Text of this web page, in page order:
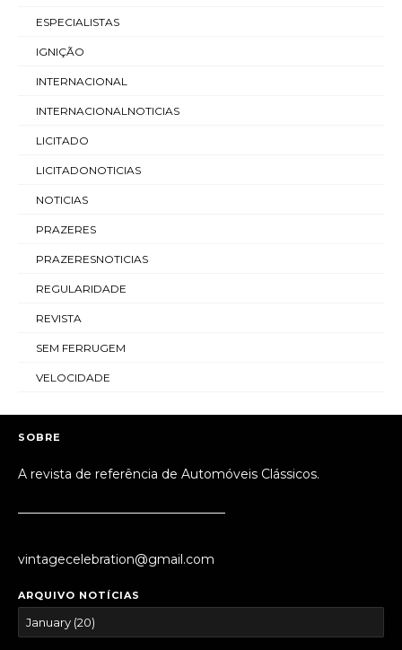
ESPECIALISTAS
IGNIÇÃO
INTERNACIONAL
INTERNACIONALNOTICIAS
LICITADO
LICITADONOTICIAS
NOTICIAS
PRAZERES
PRAZERESNOTICIAS
REGULARIDADE
REVISTA
SEM FERRUGEM
VELOCIDADE
SOBRE
A revista de referência de Automóveis Clássicos.
vintagecelebration@gmail.com
ARQUIVO NOTÍCIAS